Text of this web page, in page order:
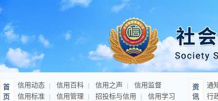
首
页
信用动态 信用百科 信用之声
信用监督
信用标准
信用管理 招投标与信用 信用学习
资
讯
通
行